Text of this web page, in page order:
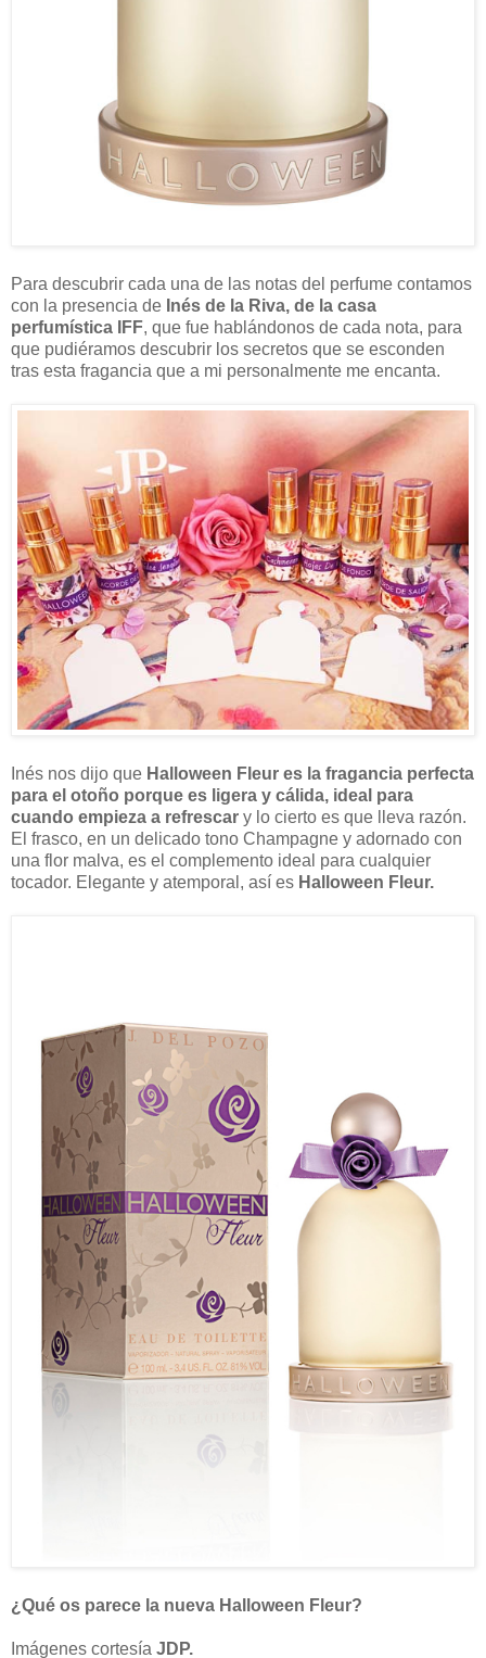
Para descubrir cada una de las notas del perfume contamos
con la presencia de Inés de la Riva, de la casa
perfumística IFF, que fue hablándonos de cada nota, para
que pudiéramos descubrir los secretos que se esconden
tras esta fragancia que a mi personalmente me encanta.
Inés nos dijo que Halloween Fleur es la fragancia perfecta
para el otoño porque es ligera y cálida, ideal para
cuando empieza a refrescar y lo cierto es que lleva razón.
El frasco, en un delicado tono Champagne y adornado con
una flor malva, es el complemento ideal para cualquier
tocador. Elegante y atemporal, así es Halloween Fleur.
¿Qué os parece la nueva Halloween Fleur?
Imágenes cortesía JDP.